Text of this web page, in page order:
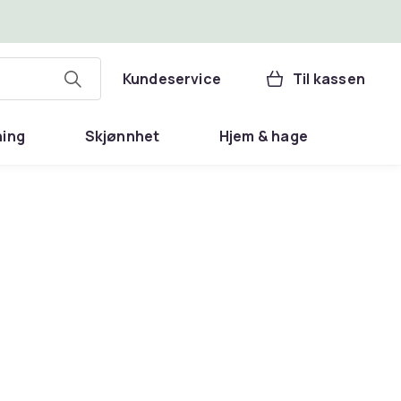
Kundeservice Til kassen
Skjønnhet Hjem & hage